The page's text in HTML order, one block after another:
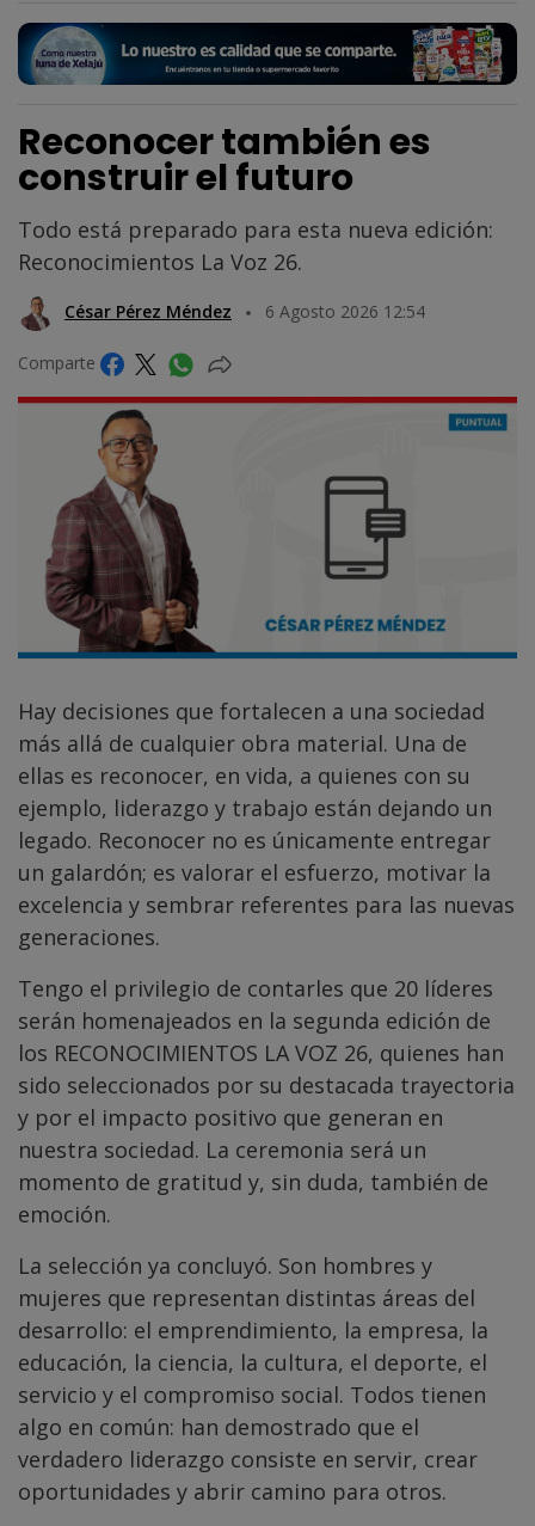
Reconocer también es
construir el futuro
Todo está preparado para esta nueva edición:
Reconocimientos La Voz 26.
César Pérez Méndez 6 Agosto 2026 12:54
Comparte
Hay decisiones que fortalecen a una sociedad
más allá de cualquier obra material. Una de
ellas es reconocer, en vida, a quienes con su
ejemplo, liderazgo y trabajo están dejando un
legado. Reconocer no es únicamente entregar
un galardón; es valorar el esfuerzo, motivar la
excelencia y sembrar referentes para las nuevas
generaciones.
Tengo el privilegio de contarles que 20 líderes
serán homenajeados en la segunda edición de
los RECONOCIMIENTOS LA VOZ 26, quienes han
sido seleccionados por su destacada trayectoria
y por el impacto positivo que generan en
nuestra sociedad. La ceremonia será un
momento de gratitud y, sin duda, también de
emoción.
La selección ya concluyó. Son hombres y
mujeres que representan distintas áreas del
desarrollo: el emprendimiento, la empresa, la
educación, la ciencia, la cultura, el deporte, el
servicio y el compromiso social. Todos tienen
algo en común: han demostrado que el
verdadero liderazgo consiste en servir, crear
oportunidades y abrir camino para otros.